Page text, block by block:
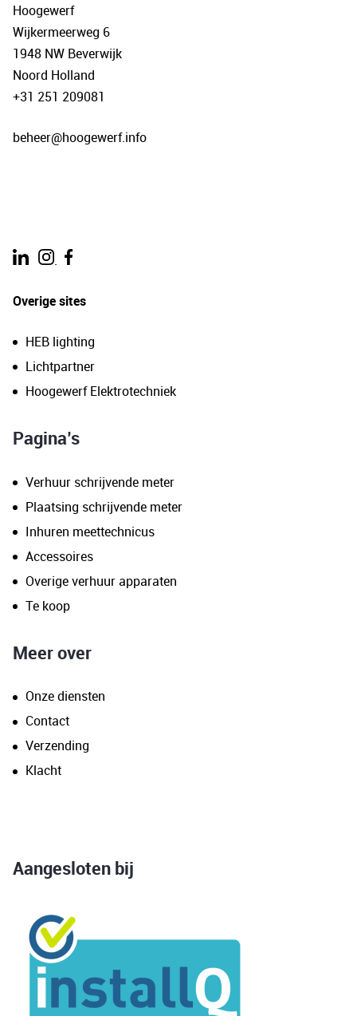
Hoogewerf
Wijkermeerweg 6
1948 NW Beverwijk
Noord Holland
+31 251 209081
beheer@hoogewerf.info
.
Overige sites
HEB lighting
Lichtpartner
Hoogewerf Elektrotechniek
Pagina’s
Verhuur schrijvende meter
Plaatsing schrijvende meter
Inhuren meettechnicus
Accessoires
Overige verhuur apparaten
Te koop
Meer over
Onze diensten
Contact
Verzending
Klacht
Aangesloten bij